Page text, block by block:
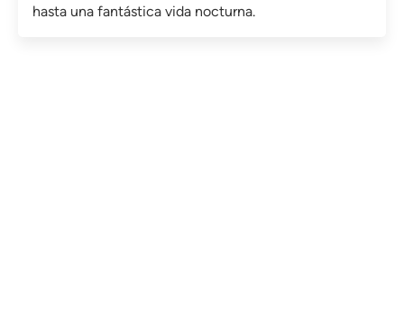
hasta una fantástica vida nocturna.